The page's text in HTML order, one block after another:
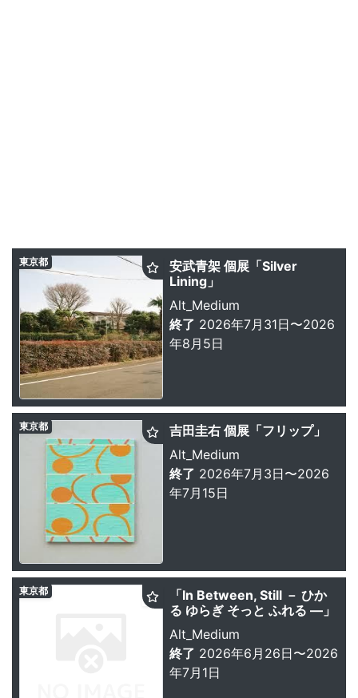
安武青架 個展「Silver
Lining」
Alt_Medium
終了 2026年7月31日〜2026
年8月5日
東京都
吉田圭右 個展「フリップ」
Alt_Medium
終了 2026年7月3日〜2026
年7月15日
東京都
「In Between, Still － ひか
る ゆらぎ そっと ふれる ―」
Alt_Medium
終了 2026年6月26日〜2026
年7月1日
東京都